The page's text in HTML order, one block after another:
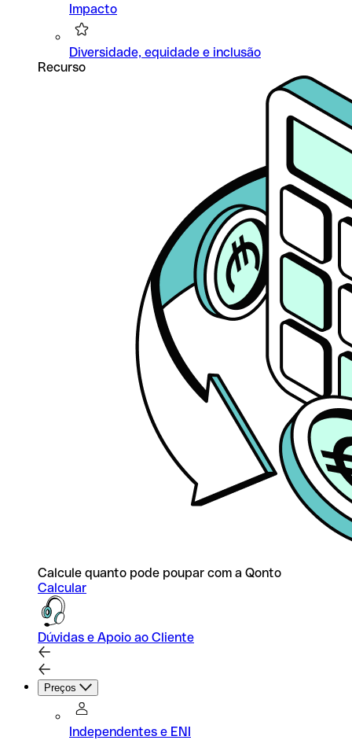
Impacto
Diversidade, equidade e inclusão
Recurso
Calcule quanto pode poupar com a Qonto
Calcular
Dúvidas e Apoio ao Cliente
Preços
Independentes e ENI